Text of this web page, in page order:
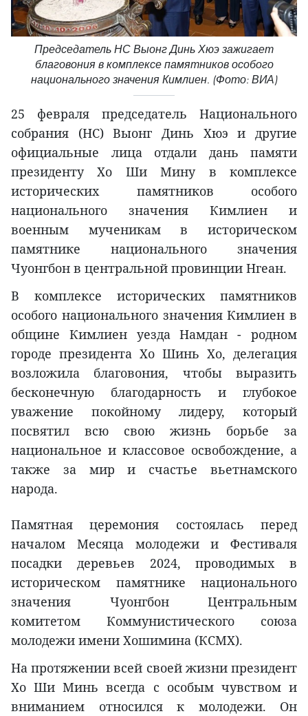
Председатель НС Выонг Динь Хюэ зажигает
благовония в комплексе памятников особого
национального значения Кимлиен. (Фото: ВИА)
25 февраля председатель Национального
собрания (НС) Выонг Динь Хюэ и другие
официальные лица отдали дань памяти
президенту Хо Ши Мину в комплексе
исторических памятников особого
национального значения Кимлиен и
военным мученикам в историческом
памятнике национального значения
Чуонгбон в центральной провинции Нгеан.
В комплексе исторических памятников
особого национального значения Кимлиен в
общине Кимлиен уезда Намдан - родном
городе президента Хо Шинь Хо, делегация
возложила благовония, чтобы выразить
бесконечную благодарность и глубокое
уважение покойному лидеру, который
посвятил всю свою жизнь борьбе за
национальное и классовое освобождение, а
также за мир и счастье вьетнамского
народа.
Памятная церемония состоялась перед
началом Месяца молодежи и Фестиваля
посадки деревьев 2024, проводимых в
историческом памятнике национального
значения Чуонгбон Центральным
комитетом Коммунистического союза
молодежи имени Хошимина (КСМХ).
На протяжении всей своей жизни президент
Хо Ши Минь всегда с особым чувством и
вниманием относился к молодежи. Он